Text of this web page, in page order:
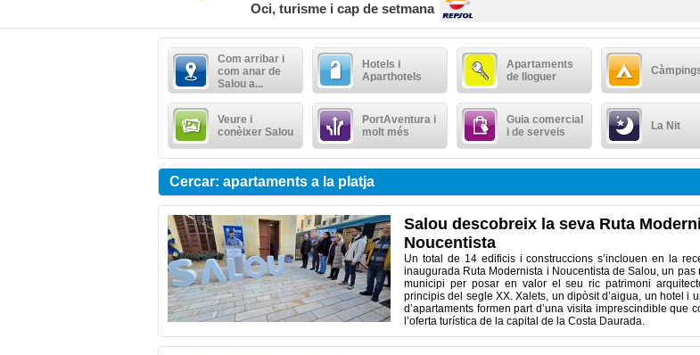
Oci, turisme i cap de setmana
Com arribar i
com anar de
Salou a...
Hotels i
Aparthotels
Apartaments
de lloguer
Veure i
conèixer Salou
PortAventura i
molt més
Guia comercial
i de serveis
La Nit
Cercar: apartaments a la platja
Salou descobreix la seva Ruta
Noucentista
Un total de 14 edificis i construccions s’inclouen en la
inaugurada Ruta Modernista i Noucentista de Salou, un pas
municipi per posar en valor el seu ric patrimoni
principis del segle XX. Xalets, un dipòsit d’aigua, un hotel i
d’apartaments formen part d’una visita imprescindible que
l’oferta turística de la capital de la Costa Daurada.